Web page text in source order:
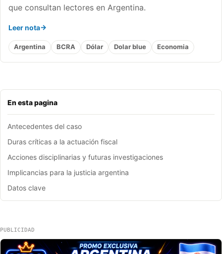
En esta pagina
Antecedentes del caso
Duras críticas a la actuación fiscal
Acciones disciplinarias y futuras investigaciones
Implicancias para la justicia argentina
Datos clave
que consultan lectores en Argentina.
Leer nota
Argentina BCRA Dólar Dolar blue Economia
PUBLICIDAD